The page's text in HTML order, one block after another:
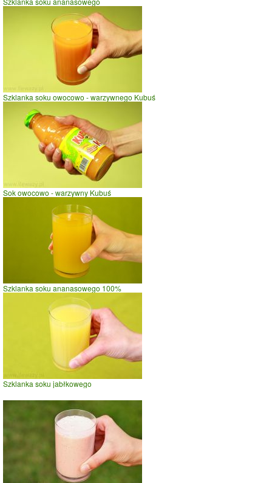
Szklanka soku owocowo - warzywnego Kubuś
Sok owocowo - warzywny Kubuś
Szklanka soku ananasowego 100%
Szklanka soku jabłkowego